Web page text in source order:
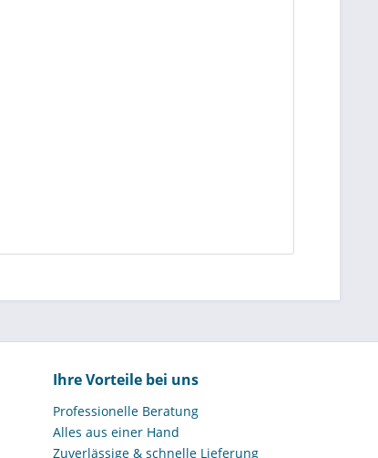
Ihre Vorteile bei uns
Professionelle Beratung
Alles aus einer Hand
Zuverlässige & schnelle Lieferung